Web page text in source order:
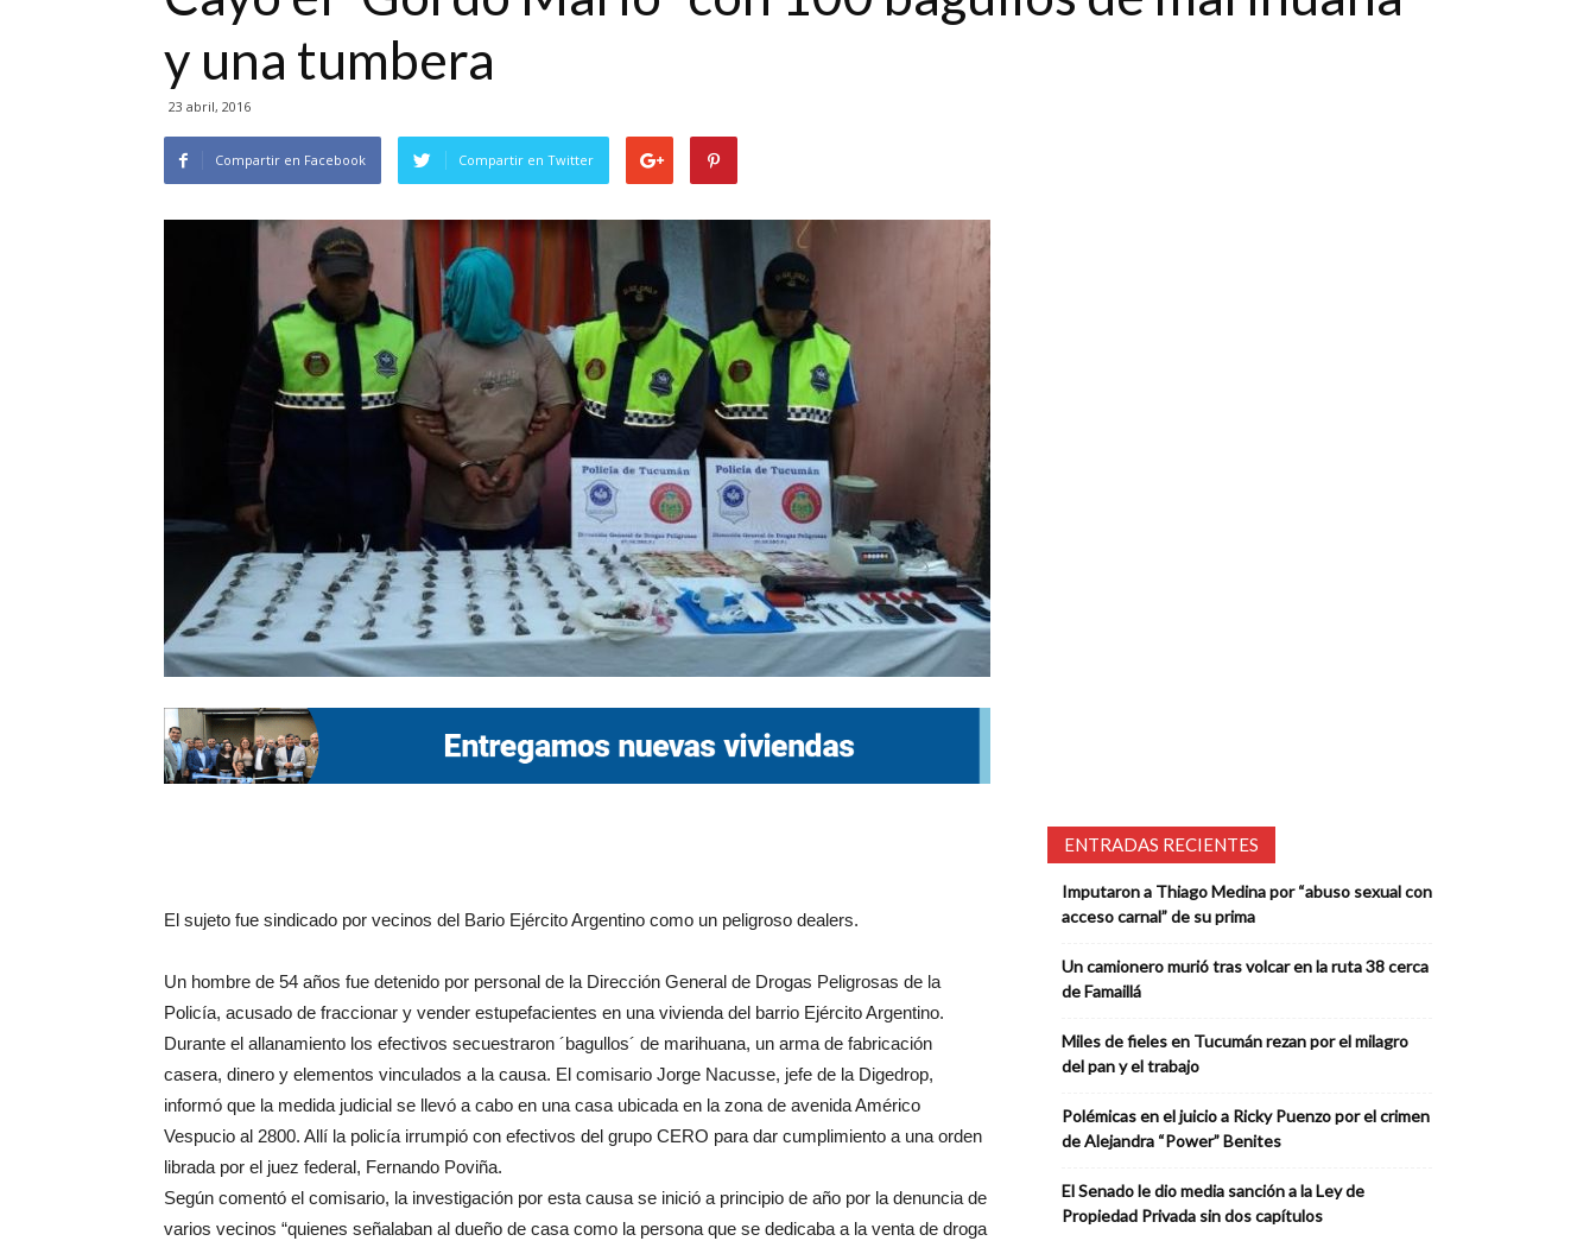
y una tumbera
23 abril, 2016
Compartir en Facebook Compartir en Twitter
El sujeto fue sindicado por vecinos del Bario Ejército Argentino como un peligroso dealers.
Un hombre de 54 años fue detenido por personal de la Dirección General de Drogas Peligrosas de la
Policía, acusado de fraccionar y vender estupefacientes en una vivienda del barrio Ejército Argentino.
Durante el allanamiento los efectivos secuestraron ´bagullos´ de marihuana, un arma de fabricación
casera, dinero y elementos vinculados a la causa. El comisario Jorge Nacusse, jefe de la Digedrop,
informó que la medida judicial se llevó a cabo en una casa ubicada en la zona de avenida Américo
Vespucio al 2800. Allí la policía irrumpió con efectivos del grupo CERO para dar cumplimiento a una orden
librada por el juez federal, Fernando Poviña.
Según comentó el comisario, la investigación por esta causa se inició a principio de año por la denuncia de
varios vecinos “quienes señalaban al dueño de casa como la persona que se dedicaba a la venta de droga
ENTRADAS RECIENTES
Imputaron a Thiago Medina por “abuso sexual con
acceso carnal” de su prima
Un camionero murió tras volcar en la ruta 38 cerca
de Famaillá
Miles de fieles en Tucumán rezan por el milagro
del pan y el trabajo
Polémicas en el juicio a Ricky Puenzo por el crimen
de Alejandra “Power” Benites
El Senado le dio media sanción a la Ley de
Propiedad Privada sin dos capítulos